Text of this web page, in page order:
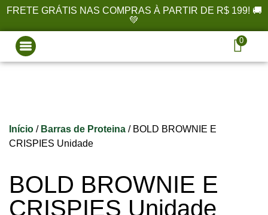
FRETE GRÁTIS NAS COMPRAS À PARTIR DE R$ 199! 🚚
💚
0
Início / Barras de Proteina / BOLD BROWNIE E
CRISPIES Unidade
BOLD BROWNIE E
CRISPIES Unidade